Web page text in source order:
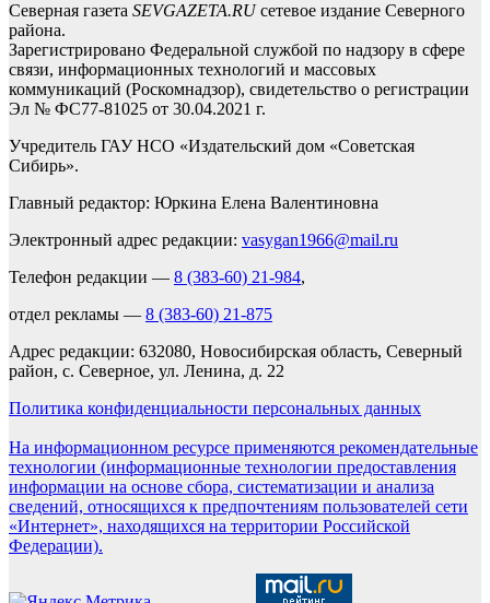
Северная газета SEVGAZETA.RUсетевое издание Северного
района.
Зарегистрировано Федеральной службой по надзору в сфере
связи, информационных технологий и массовых
коммуникаций (Роскомнадзор), свидетельство о регистрации
Эл № ФС77-81025 от 30.04.2021 г.
Учредитель ГАУ НСО «Издательский дом «Советская
Сибирь».
Главный редактор: Юркина Елена Валентиновна
Электронный адрес редакции: vasygan1966@mail.ru
Телефон редакции — 8 (383-60) 21-984,
отдел рекламы — 8 (383-60) 21-875
Адрес редакции: 632080, Новосибирская область, Северный
район, с. Северное, ул. Ленина, д. 22
Политика конфиденциальности персональных данных
На информационном ресурсе применяются рекомендательные
технологии (информационные технологии предоставления
информации на основе сбора, систематизации и анализа
сведений, относящихся к предпочтениям пользователей сети
«Интернет», находящихся на территории Российской
Федерации).